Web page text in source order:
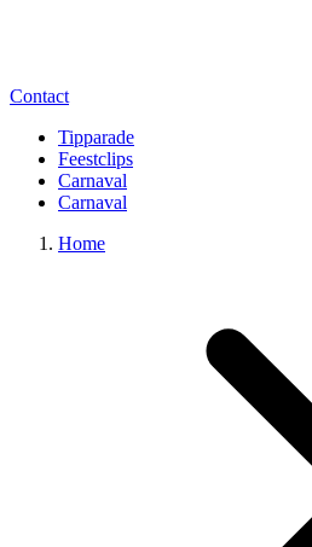
Contact
Tipparade
Feestclips
Carnaval
Carnaval
Home